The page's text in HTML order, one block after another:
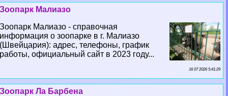
Зоопарк Малиазо
Зоопарк Малиазо - справочная
информация о зоопарке в г. Малиазо
(Швейцария): адрес, телефоны, график
работы, официальный сайт в 2023 году...
16 07 2026 5:41:29
Зоопарк Ла Барбена